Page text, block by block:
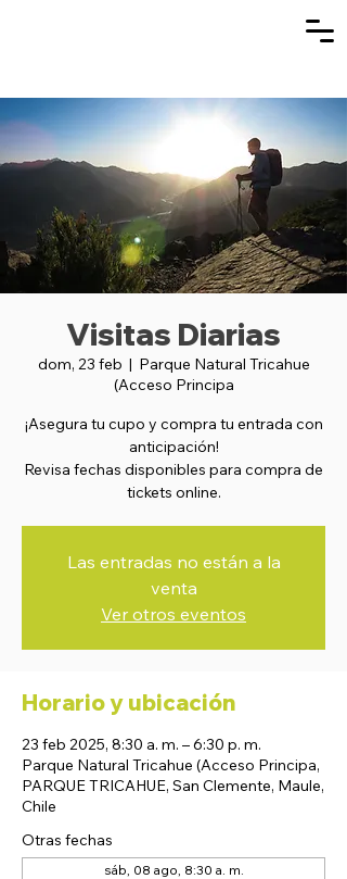
Visitas Diarias
dom, 23 feb
  |
Parque Natural Tricahue
(Acceso Principa
¡Asegura tu cupo y compra tu entrada con
anticipación!
Revisa fechas disponibles para compra de
tickets online.
Las entradas no están a la
venta
Ver otros eventos
Horario y ubicación
23 feb 2025, 8:30 a. m. – 6:30 p. m.
Parque Natural Tricahue (Acceso Principa,
PARQUE TRICAHUE, San Clemente, Maule,
Chile
Otras fechas
sáb, 08 ago, 8:30 a. m.